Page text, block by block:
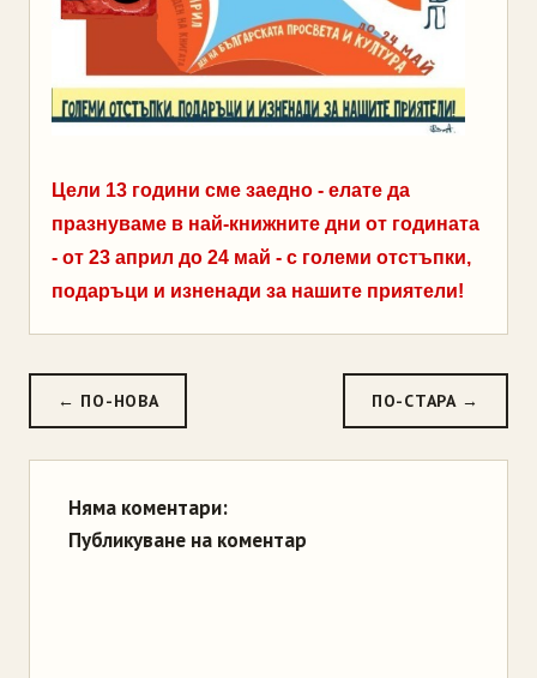
Цели 13 години сме заедно - елате да
празнуваме в най-книжните дни от годината
- от 23 април до 24 май - с големи отстъпки,
подаръци и изненади за нашите приятели!
← ПО-НОВА ПО-СТАРА →
Няма коментари:
Публикуване на коментар